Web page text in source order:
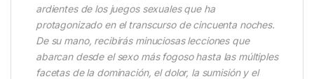
ardientes de los juegos sexuales que ha
protagonizado en el transcurso de cincuenta noches.
De su mano, recibirás minuciosas lecciones que
abarcan desde el sexo más fogoso hasta las múltiples
facetas de la dominación, el dolor, la sumisión y el